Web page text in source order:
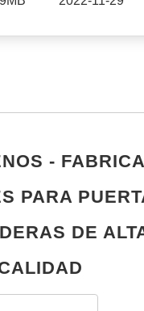
-
PARA
DE